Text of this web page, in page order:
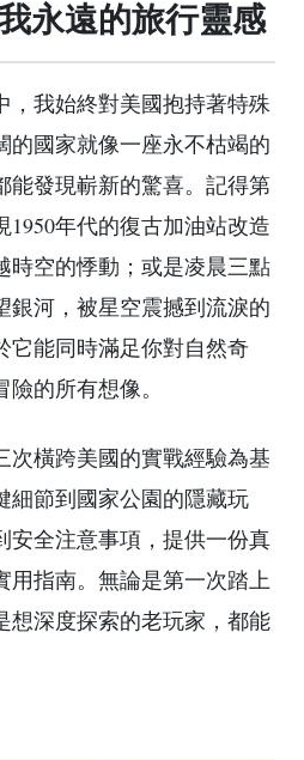
永遠的旅行靈感
，我始終對美國抱持著特殊
的國家就像一座永不枯竭的
能發現嶄新的驚喜。記得第
1950年代的復古加油站改造
時空的悸動；或是凌晨三點
銀河，被星空震撼到流淚的
它能同時滿足你對自然奇
的所有想像。
次橫跨美國的實戰經驗為基
細節到國家公園的隱藏玩
安全注意事項，提供一份真
用指南。無論是第一次踏上
想深度探索的老玩家，都能